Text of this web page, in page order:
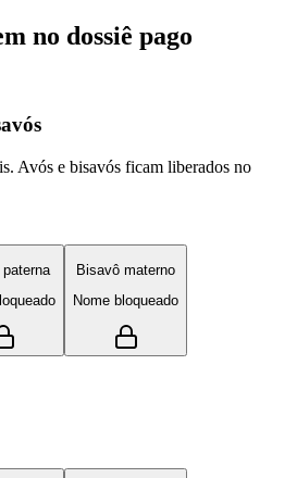
no dossiê pago
Avós e bisavós ficam liberados no
Bisavô materno
Nome bloqueado